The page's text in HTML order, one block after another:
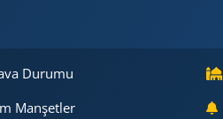
Durumu
Manşetler